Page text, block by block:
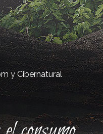
yCibernatural